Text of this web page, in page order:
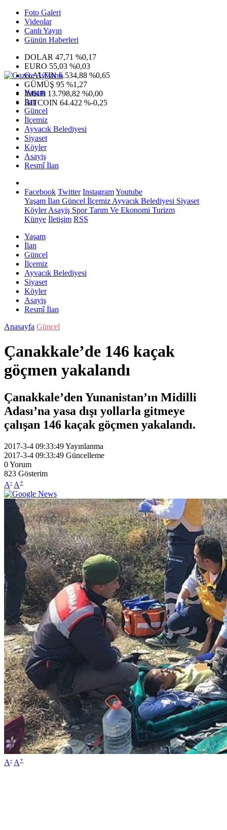
Foto Galeri
Videolar
Canlı Yayın
Günün Haberleri
DOLAR 47,71 %0,17
EURO 55,03 %0,03
G.ALTIN6.534,88 %0,65
GÜMÜŞ 95 %1,27
IMKB 13.798,82 %0,00
BITCOIN 64.422 %-0,25
Yaşam
İlan
Güncel
İlçemiz
Ayvacık Belediyesi
Siyaset
Köyler
Asayiş
Resmî İlan
Facebook Twitter InstagramYoutube
Yaşam İlan Güncel İlçemiz Ayvacık Belediyesi Siyaset
KöylerAsayiş SporTarım Ve Ekonomi Turizm
Künye İletişim RSS
Yaşam
İlan
Güncel
İlçemiz
Ayvacık Belediyesi
Siyaset
Köyler
Asayiş
Resmî İlan
Anasayfa Güncel
Çanakkale’de 146 kaçak
göçmen yakalandı
Çanakkale’den Yunanistan’ın Midilli
Adası’na yasa dışı yollarla gitmeye
çalışan 146 kaçak göçmen yakalandı.
2017-3-4 09:33:49Yayınlanma
2017-3-4 09:33:49 Güncelleme
0Yorum
823 Gösterim
A- A+
A- A+